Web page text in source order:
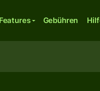
Features Gebühren